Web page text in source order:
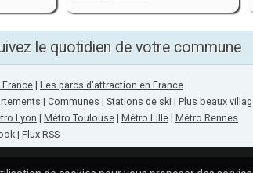
le quotidien de votre commune
| Les parcs d'attraction en France
| Communes | Stations de ski | Plus beaux
Lyon | Métro Toulouse | Métro Lille | Métro Rennes
| Flux RSS